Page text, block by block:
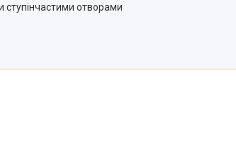
отворами